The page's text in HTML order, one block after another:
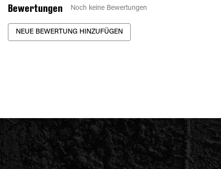
Bewertungen Noch keine Bewertungen
NEUE BEWERTUNG HINZUFÜGEN